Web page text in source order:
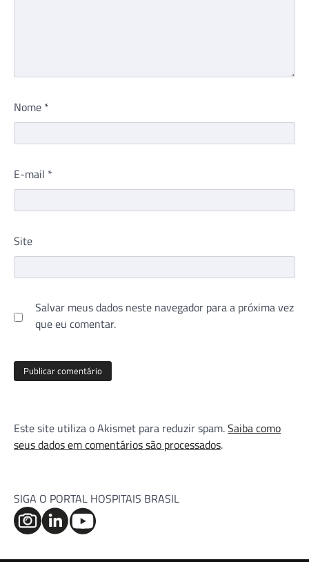
Nome *
E-mail *
Site
Salvar meus dados neste navegador para a próxima vez
que eu comentar.
Este site utiliza o Akismet para reduzir spam.Saiba como
seus dados em comentários são processados.
SIGA O PORTAL HOSPITAIS BRASIL